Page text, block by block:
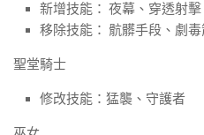
新增技能： 夜幕、穿透射
移除技能： 骯髒手段、劇
聖堂騎士
修改技能：猛襲、守護者